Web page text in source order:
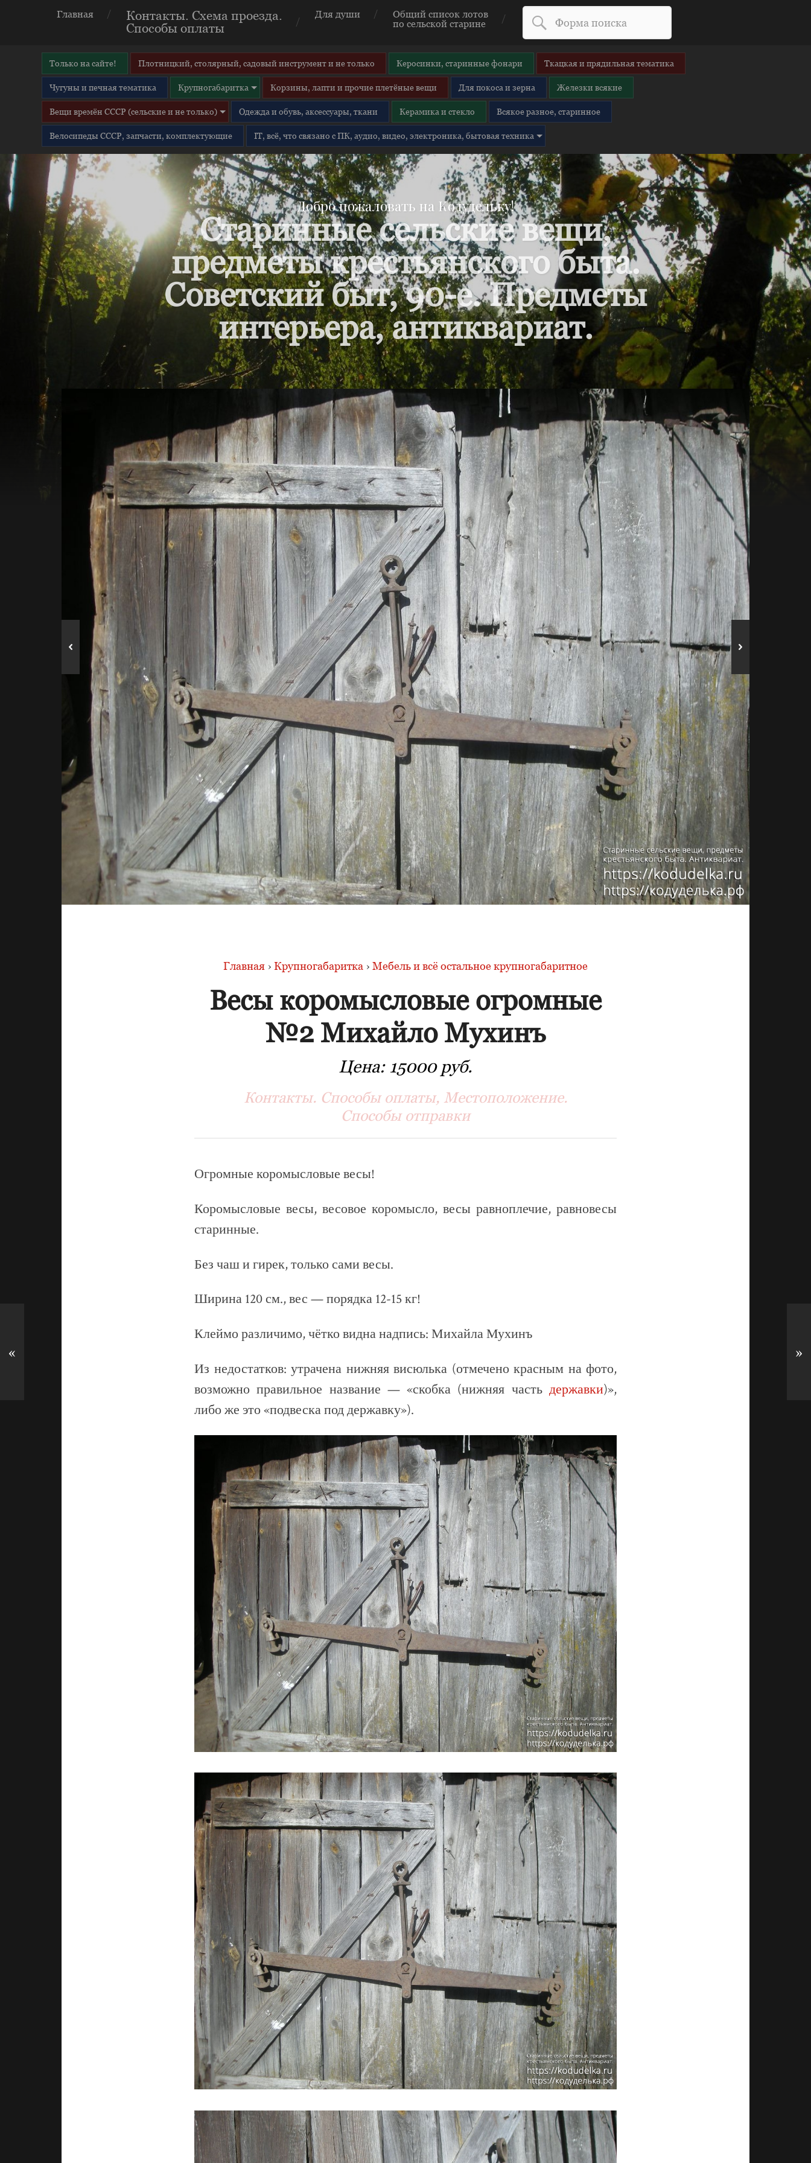
Главная
Контакты. Схема проезда.
Способы оплаты
Для души
Общий список лотов
по сельской старине
Только на сайте! Плотницкий, столярный, садовый инструмент и не только Керосинки, старинные фонари Ткацкая и прядильная тематика
Чугуны и печная тематика Крупногабаритка Корзины, лапти и прочие плетёные вещи Для покоса и зерна Железки всякие
Вещи времён СССР (сельские и не только) Одежда и обувь, аксессуары, ткани Керамика и стекло Всякое разное, старинное
Велосипеды СССР, запчасти, комплектующие IT, всё, что связано с ПК, аудио, видео, электроника, бытовая техника
Добро пожаловать на Кодудельку!
Старинные сельские вещи,
предметы крестьянского быта.
Советский быт, 90-е. Предметы
интерьера, антиквариат.
Главная › Крупногабаритка › Мебель и всё остальное крупногабаритное
Весы коромысловые огромные
№2 Михайло Мухинъ
Цена: 15000 руб.
Контакты. Способы оплаты, Местоположение.
Способы отправки
Огромные коромысловые весы!
Коромысловые весы, весовое коромысло, весы равноплечие, равновесы
старинные.
Без чаш и гирек, только сами весы.
Ширина 120 см., вес — порядка 12-15 кг!
Клеймо различимо, чётко видна надпись: Михайла Мухинъ
Из недостатков: утрачена нижняя висюлька (отмечено красным на фото,
возможно правильное название — «скобка (нижняя часть державки)»,
либо же это «подвеска под державку»).
« »